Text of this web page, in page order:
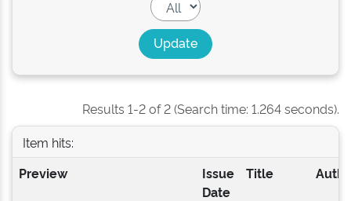
Results 1-2 of 2 (Search time: 1.264 seconds).
Item hits:
Preview
Issue
Date
Title